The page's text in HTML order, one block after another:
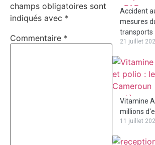
champs obligatoires sont
indiqués avec *
Commentaire *
Accident
mesures
transports
21 juillet
Vitamine
millions
11 juillet